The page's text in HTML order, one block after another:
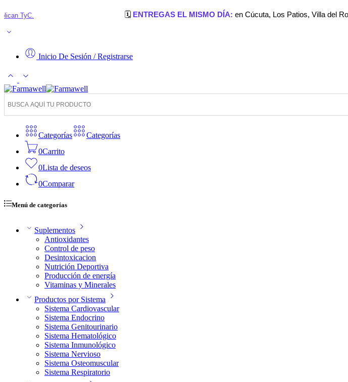
ENTREGAS EL MISMO DÍA:en Cúcuta, Los Patios, Villa del Rosario y
Inicio De Sesión / Registrarse
Categorías
Categorías
0Carrito
0Lista de deseos
0Comparar
Menú de categorías
Suplementos
Antioxidantes
Control de peso
Desintoxicacion
Nutrición Deportiva
Producción de energía
Vitaminas y Minerales
Productos por Sistema
Sistema Cardiovascular
Sistema Endocrino
Sistema Genitourinario
Sistema Hematológico
Sistema Inmunológico
Sistema Nervioso
Sistema Osteomuscular
Sistema Respiratorio